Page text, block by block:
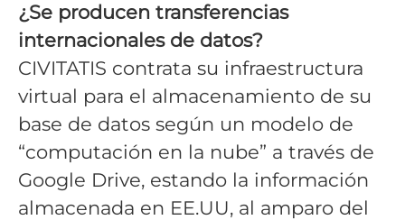
¿Se producen transferencias
internacionales de datos?
CIVITATIS contrata su infraestructura
virtual para el almacenamiento de su
base de datos según un modelo de
“computación en la nube” a través de
Google Drive, estando la información
almacenada en EE.UU, al amparo del